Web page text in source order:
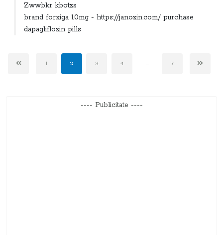
Zwwbkr kbotzs
brand forxiga 10mg - https://janozin.com/ purchase
dapagliflozin pills
1 2 3 4 ... 7
---- Publicitate ----